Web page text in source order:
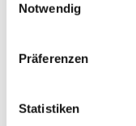
Notwendig
Präferenzen
Statistiken